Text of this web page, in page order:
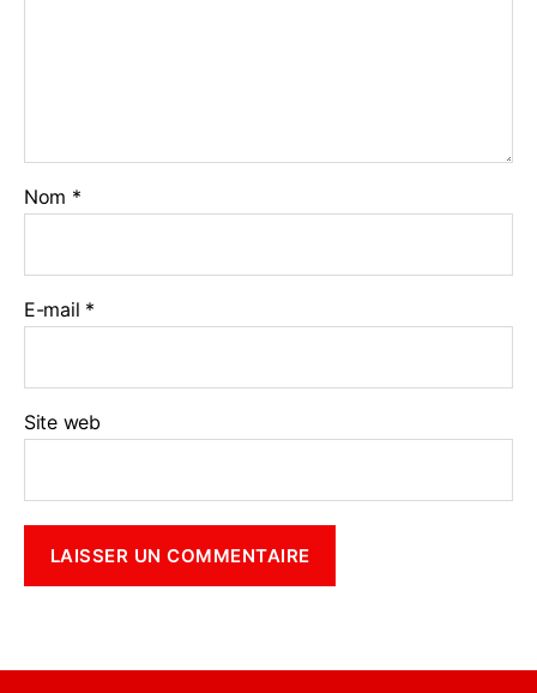
Nom *
E-mail *
Site web